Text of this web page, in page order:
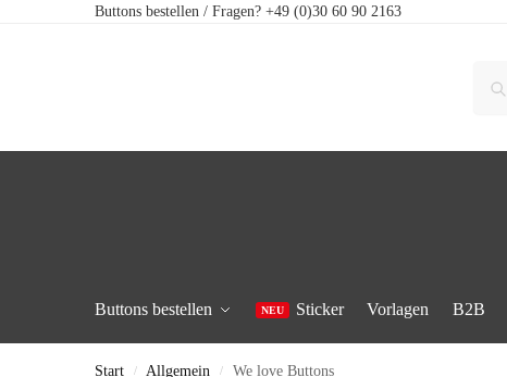
Buttons bestellen / Fragen? +49 (0)30 60 90 2163
Buttons bestellen Sticker Vorlagen B2B
Start / Allgemein / We love Buttons